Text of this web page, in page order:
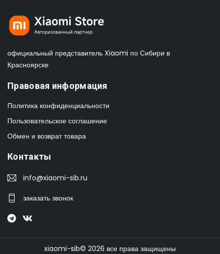
официальный представитель Xiaomi по Сибири в
Красноярске
Правовая информация
Политика конфиденциальности
Пользовательское соглашение
Обмен и возврат товара
Контакты
info@xiaomi-sib.ru
заказать звонок
xiaomi-sib© 2026 все права защищены